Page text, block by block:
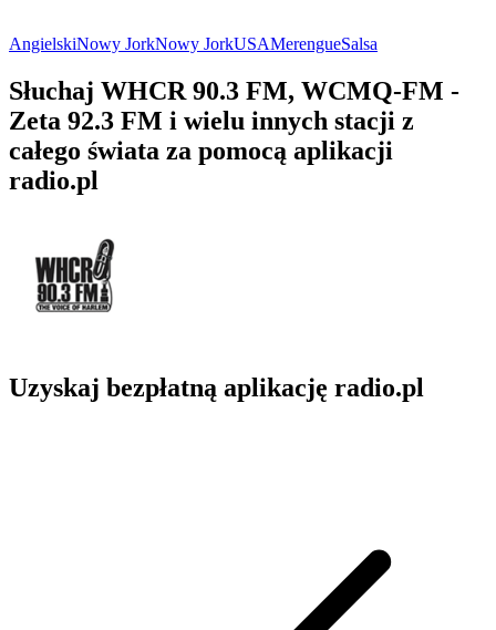
AngielskiNowy JorkNowy JorkUSAMerengueSalsa
Słuchaj WHCR 90.3 FM, WCMQ-FM -
Zeta 92.3 FM i wielu innych stacji z
całego świata za pomocą aplikacji
radio.pl
Uzyskaj bezpłatną aplikację radio.pl